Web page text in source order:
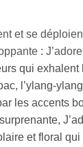
et se
:
qui exhalent
l’ylang-
les accents
et floral